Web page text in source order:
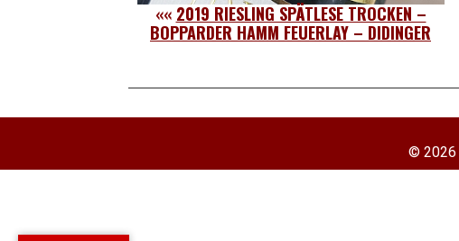
«« 2019 RIESLING SPÄTLESE TROCKEN –
BOPPARDER HAMM FEUERLAY – DIDINGER
© 2026